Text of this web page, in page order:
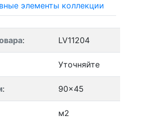
элементы коллекции
: LV11204
Уточняйте
: 90x45
м2